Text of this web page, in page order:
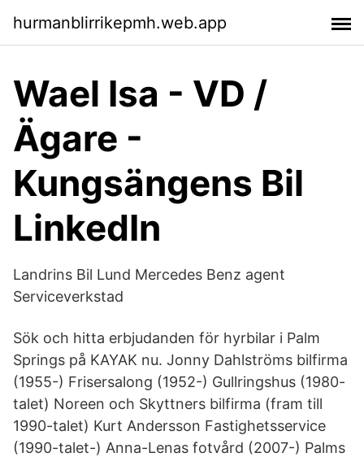
hurmanblirrikepmh.web.app
Wael Isa - VD /
Ägare -
Kungsängens Bil
LinkedIn
Landrins Bil Lund Mercedes Benz agent
Serviceverkstad
Sök och hitta erbjudanden för hyrbilar i Palm
Springs på KAYAK nu. Jonny Dahlströms bilfirma
(1955-) Frisersalong (1952-) Gullringshus (1980-
talet) Noreen och Skyttners bilfirma (fram till
1990-talet) Kurt Andersson Fastighetsservice
(1990-talet-) Anna-Lenas fotvård (2007-) Palms